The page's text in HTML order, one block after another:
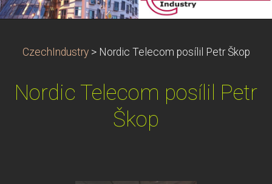
CzechIndustry > Nordic Telecom posílil Petr Škop
Nordic Telecom posílil Petr
Škop